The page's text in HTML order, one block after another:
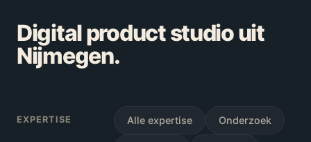
Digital product studio uit
Nijmegen.
EXPERTISE Alle expertise Onderzoek